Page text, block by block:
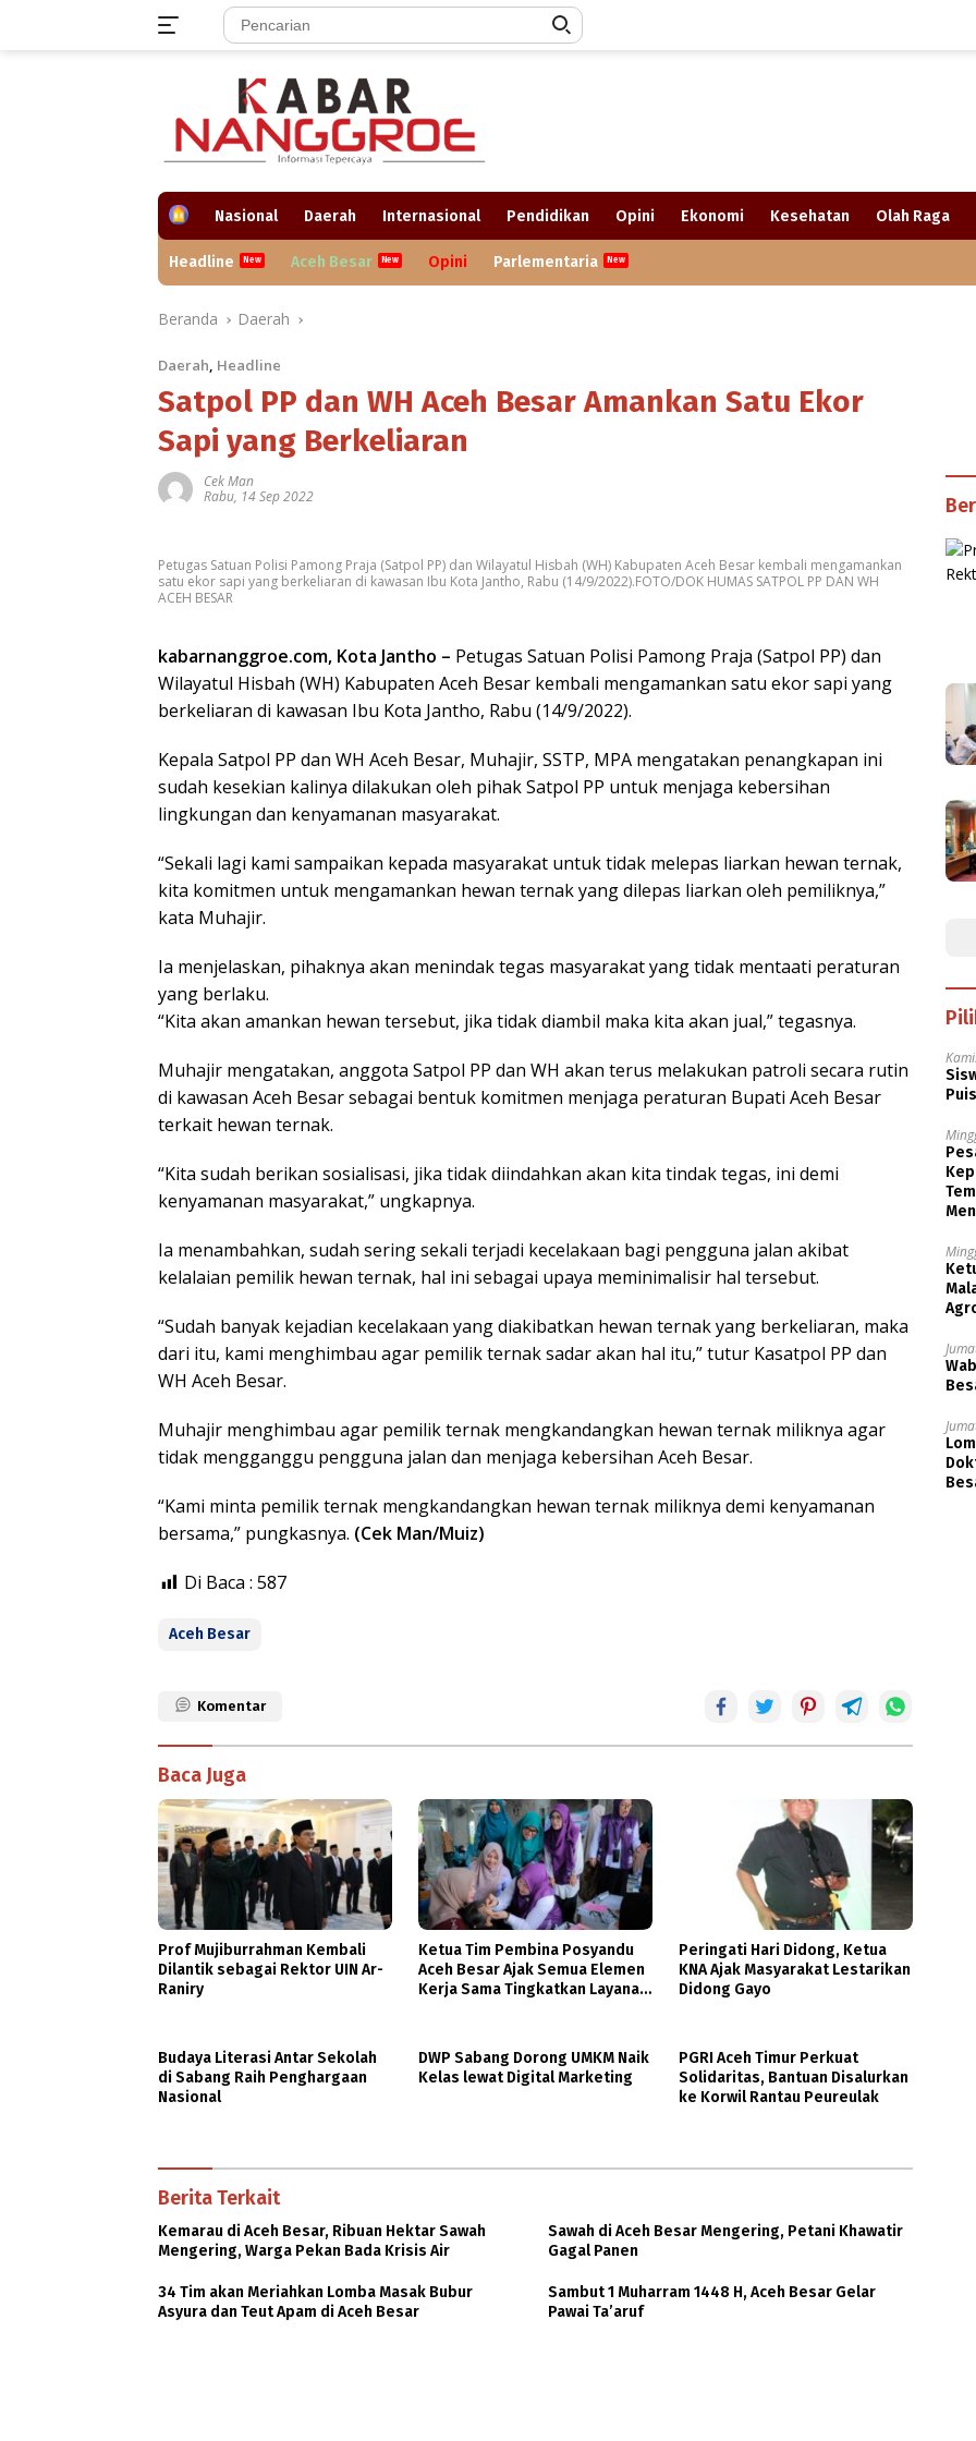
H
e
Nasional Daerah Internasional Pendidikan Opini Ekonomi Kesehatan Olah Raga
Headline Aceh Besar Opini Parlementaria
Beranda Daerah
Daerah, Headline
Satpol PP dan WH Aceh Besar Amankan Satu Ekor
Sapi yang Berkeliaran
Cek Man
Rabu, 14 Sep 2022
Petugas Satuan Polisi Pamong Praja (Satpol PP) dan Wilayatul Hisbah (WH) Kabupaten Aceh Besar kembali mengamankan
satu ekor sapi yang berkeliaran di kawasan Ibu Kota Jantho, Rabu (14/9/2022).FOTO/DOK HUMAS SATPOL PP DAN WH
ACEH BESAR
kabarnanggroe.com, Kota Jantho – Petugas Satuan Polisi Pamong Praja (Satpol PP) dan
Wilayatul Hisbah (WH) Kabupaten Aceh Besar kembali mengamankan satu ekor sapi yang
berkeliaran di kawasan Ibu Kota Jantho, Rabu (14/9/2022).
Kepala Satpol PP dan WH Aceh Besar, Muhajir, SSTP, MPA mengatakan penangkapan ini
sudah kesekian kalinya dilakukan oleh pihak Satpol PP untuk menjaga kebersihan
lingkungan dan kenyamanan masyarakat.
“Sekali lagi kami sampaikan kepada masyarakat untuk tidak melepas liarkan hewan ternak,
kita komitmen untuk mengamankan hewan ternak yang dilepas liarkan oleh pemiliknya,”
kata Muhajir.
Ia menjelaskan, pihaknya akan menindak tegas masyarakat yang tidak mentaati peraturan
yang berlaku.
“Kita akan amankan hewan tersebut, jika tidak diambil maka kita akan jual,” tegasnya.
Muhajir mengatakan, anggota Satpol PP dan WH akan terus melakukan patroli secara rutin
di kawasan Aceh Besar sebagai bentuk komitmen menjaga peraturan Bupati Aceh Besar
terkait hewan ternak.
“Kita sudah berikan sosialisasi, jika tidak diindahkan akan kita tindak tegas, ini demi
kenyamanan masyarakat,” ungkapnya.
Ia menambahkan, sudah sering sekali terjadi kecelakaan bagi pengguna jalan akibat
kelalaian pemilik hewan ternak, hal ini sebagai upaya meminimalisir hal tersebut.
“Sudah banyak kejadian kecelakaan yang diakibatkan hewan ternak yang berkeliaran, maka
dari itu, kami menghimbau agar pemilik ternak sadar akan hal itu,” tutur Kasatpol PP dan
WH Aceh Besar.
Muhajir menghimbau agar pemilik ternak mengkandangkan hewan ternak miliknya agar
tidak mengganggu pengguna jalan dan menjaga kebersihan Aceh Besar.
“Kami minta pemilik ternak mengkandangkan hewan ternak miliknya demi kenyamanan
bersama,” pungkasnya. (Cek Man/Muiz)
Di Baca : 587
Aceh Besar
Komentar
Baca Juga
Prof Mujiburrahman Kembali
Dilantik sebagai Rektor UIN Ar-
Raniry
Ketua Tim Pembina Posyandu
Aceh Besar Ajak Semua Elemen
Kerja Sama Tingkatkan Layanan
Peringati Hari Didong, Ketua
KNA Ajak Masyarakat Lestarikan
Didong Gayo
Budaya Literasi Antar Sekolah
di Sabang Raih Penghargaan
Nasional
DWP Sabang Dorong UMKM Naik
Kelas lewat Digital Marketing
PGRI Aceh Timur Perkuat
Solidaritas, Bantuan Disalurkan
ke Korwil Rantau Peureulak
Berita Terkait
Kemarau di Aceh Besar, Ribuan Hektar Sawah
Mengering, Warga Pekan Bada Krisis Air
Sawah di Aceh Besar Mengering, Petani Khawatir
Gagal Panen
34 Tim akan Meriahkan Lomba Masak Bubur
Asyura dan Teut Apam di Aceh Besar
Sambut 1 Muharram 1448 H, Aceh Besar Gelar
Pawai Ta’aruf